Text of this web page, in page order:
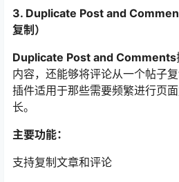
3. Duplicate Post and
复制）
Duplicate Post and Comments
内容，还能够将评论从一个帖子
插件适用于那些需要频繁进行页
长。
主要功能：
支持复制文章和评论